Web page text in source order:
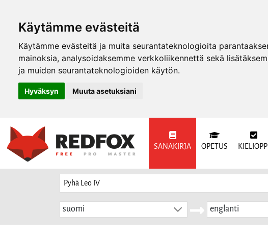
Käytämme evästeitä
Käytämme evästeitä ja muita seurantateknologioita
mainoksia, analysoidaksemme verkkoliikennettä sekä
ja muiden seurantateknologioiden käytön.
Hyväksyn Muuta asetuksiani
SANAKIRJA OPETUS KIELIOPPI
suomi englanti